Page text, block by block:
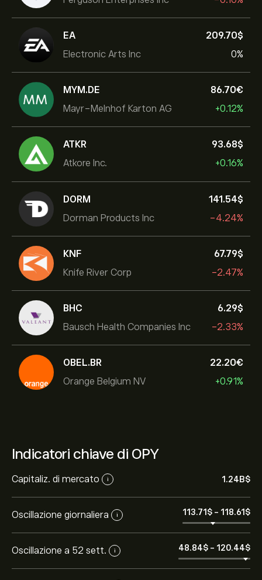
EA
Electronic Arts Inc
209.70‎$‎
0%
MYM.DE
Mayr-Melnhof Karton AG
86.70‎€‎
+0.12%
ATKR
Atkore Inc.
93.68‎$‎
+0.16%
DORM
Dorman Products Inc
141.54‎$‎
-4.24%
KNF
Knife River Corp
67.79‎$‎
-2.47%
BHC
Bausch Health Companies Inc
6.29‎$‎
-2.33%
OBEL.BR
Orange Belgium NV
22.20‎€‎
+0.91%
Indicatori chiave di OPY
Capitaliz. di mercato i 1.24B‎$‎
Oscillazione giornaliera i 113.71‎$‎ - 118.61‎$‎
Oscillazione a 52 sett. i 48.84‎$‎ - 120.44‎$‎